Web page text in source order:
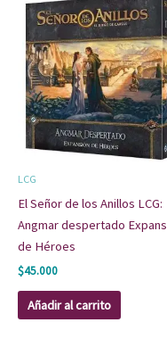
LCG
El Señor de los Anillos LCG:
Angmar despertado
de Héroes
$45.000
Añadir al carrito